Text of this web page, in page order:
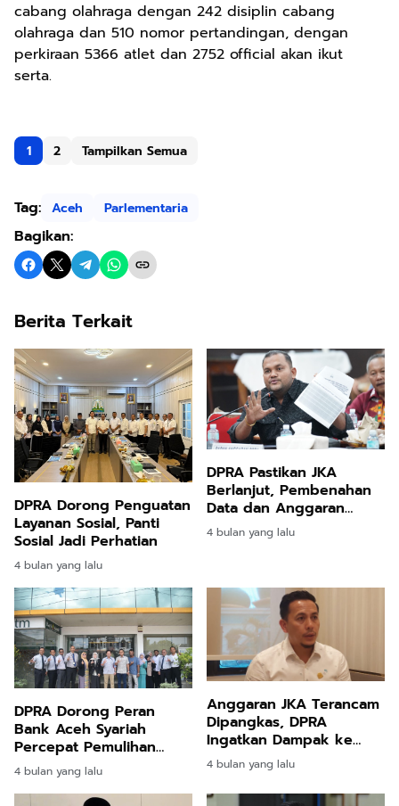
cabang olahraga dengan 242 disiplin cabang
olahraga dan 510 nomor pertandingan, dengan
perkiraan 5366 atlet dan 2752 official akan ikut
serta.
1 2 Tampilkan Semua
Tag: Aceh Parlementaria
Bagikan:
Berita Terkait
DPRA Dorong Penguatan
Layanan Sosial, Panti
Sosial Jadi Perhatian
4 bulan yang lalu
DPRA Pastikan JKA
Berlanjut, Pembenahan
Data dan Anggaran
Diperlukan
4 bulan yang lalu
DPRA Dorong Peran
Bank Aceh Syariah
Percepat Pemulihan
Ekonomi Aceh Timur
4 bulan yang lalu
Anggaran JKA Terancam
Dipangkas, DPRA
Ingatkan Dampak ke
Layanan Kesehatan
4 bulan yang lalu